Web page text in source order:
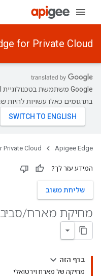
for Private Cloud
בתרגומים כאלו עשויות להיות
Apigee Edge
Private Cloud
המידע עזר לך?
שליחת משוב
מחיקת מארח/
בדף הזה
מחיקה של מארח וירטואלי